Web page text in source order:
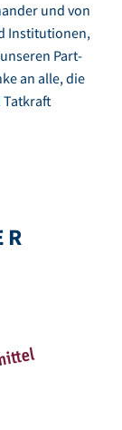
und von
Insti­tu­tionen,
Part­
an alle, die
Tatkraft